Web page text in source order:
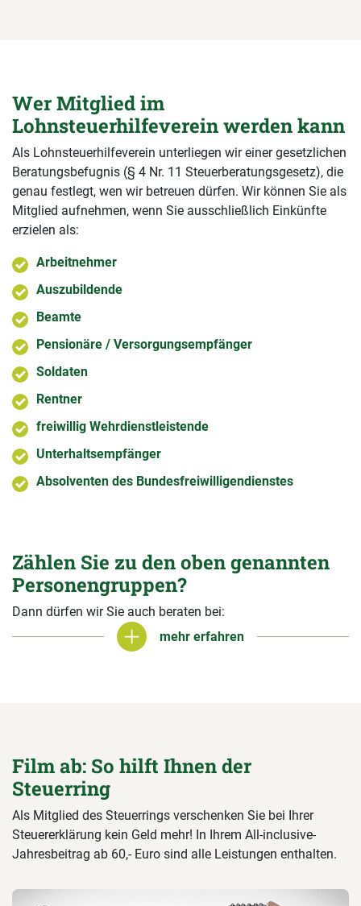
Wer Mitglied im
Lohnsteuerhilfeverein werden kann
Als Lohnsteuerhilfeverein unterliegen wir einer gesetzlichen
Beratungsbefugnis (§ 4 Nr. 11 Steuerberatungsgesetz), die
genau festlegt, wen wir betreuen dürfen. Wir können Sie als
Mitglied aufnehmen, wenn Sie ausschließlich Einkünfte
erzielen als:
Arbeitnehmer
Auszubildende
Beamte
Pensionäre / Versorgungsempfänger
Soldaten
Rentner
freiwillig Wehrdienstleistende
Unterhaltsempfänger
Absolventen des Bundesfreiwilligendienstes
Zählen Sie zu den oben genannten
Personengruppen?
Dann dürfen wir Sie auch beraten bei:
mehr erfahren
mehr erfahren
Film ab: So hilft Ihnen der
Steuerring
Als Mitglied des Steuerrings verschenken Sie bei Ihrer
Steuererklärung kein Geld mehr! In Ihrem All-inclusive-
Jahresbeitrag ab 60,- Euro sind alle Leistungen enthalten.